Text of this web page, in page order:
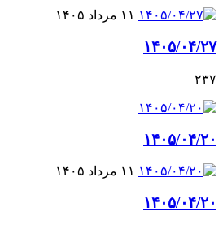
۱۱ مرداد ۱۴۰۵
۱۴۰۵/۰۴/۲۷
۲۳۷
۱۴۰۵/۰۴/۲۰
۱۱ مرداد ۱۴۰۵
۱۴۰۵/۰۴/۲۰